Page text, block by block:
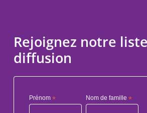
Rejoignez notre
diffusion
Prénom * Nom de famille*